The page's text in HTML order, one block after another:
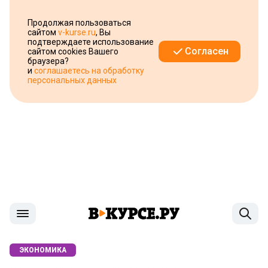
Продолжая пользоваться
сайтом v-kurse.ru, Вы
подтверждаете использование
сайтом cookies Вашего
браузера?
и соглашаетесь на обработку
персональных данных
Согласен
ЭКОНОМИКА